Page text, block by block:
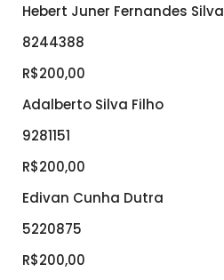
Hebert Juner Fernandes Silva
8244388
R$200,00
Adalberto Silva Filho
9281151
R$200,00
Edivan Cunha Dutra
5220875
R$200,00